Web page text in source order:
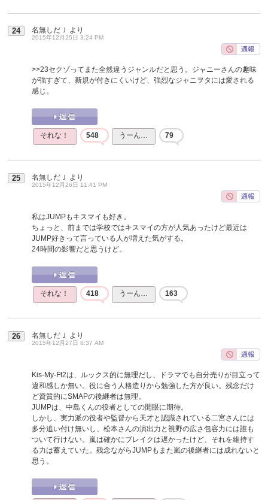
24 名無しだＪ より
2015年12月25日 3:24 PM
>>23セクゾってまた全然違うジャンルだと思う。ジャニーさんの趣味
が強すぎて、新規が付きにくいけど、強烈なジャニヲタには愛される
感じ。
それな！ 548 うーん… 79
25 名無しだＪ より
2015年12月26日 11:41 PM
私はJUMPもキスマイも好き。
ちょっと、前までは学校ではキスマイの方が人気あったけど最近は
JUMP好きって言っている人が増えた気がする。
24時間の影響だと思うけど。
それな！ 418 うーん… 163
26 名無しだＪ より
2015年12月27日 6:37 AM
Kis-My-Ft2は、ルックス的に無理だし、ドラマでも自分売りが目立って
違和感しか無い。役に合う人格造りから勉強した方が良い。残念だけ
ど資質的にSMAPの後継者は無理。
JUMPは、中島くんの役者としての開眼に期待。
しかし、実力派の役者や監督から天才と認識されている二宮さんには
多分追い付け無いし、松本さんの演出力と視野の広さ包容力には誰も
ついて行けない。嵐は確かにブレイクは遅かったけど、それを維持す
る力は蓄えていた。残念ながらJUMPもまた嵐の後継者には成れないと
思う。